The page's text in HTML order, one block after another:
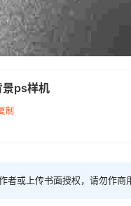
景ps样机
制
或上传书面授权，请勿作商